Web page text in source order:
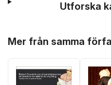
Utforska
Mer från samma